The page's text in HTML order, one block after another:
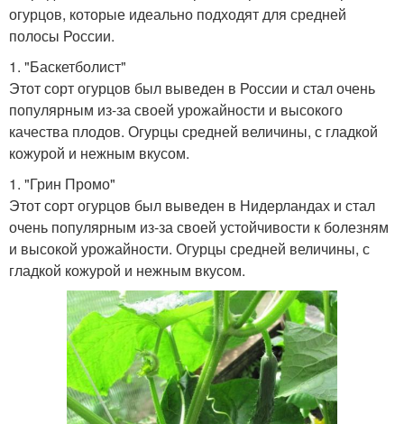
огурцов, которые идеально подходят для средней
полосы России.
1. "Баскетболист"
Этот сорт огурцов был выведен в России и стал очень
популярным из-за своей урожайности и высокого
качества плодов. Огурцы средней величины, с гладкой
кожурой и нежным вкусом.
1. "Грин Промо"
Этот сорт огурцов был выведен в Нидерландах и стал
очень популярным из-за своей устойчивости к болезням
и высокой урожайности. Огурцы средней величины, с
гладкой кожурой и нежным вкусом.